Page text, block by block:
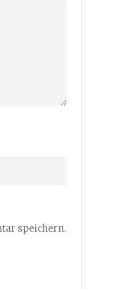
speichern.